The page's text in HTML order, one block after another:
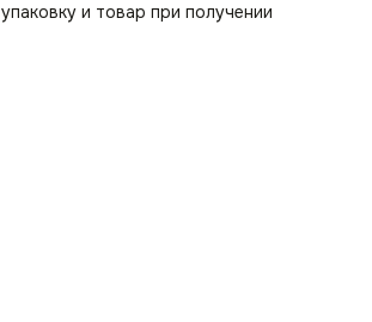
и товар при получении